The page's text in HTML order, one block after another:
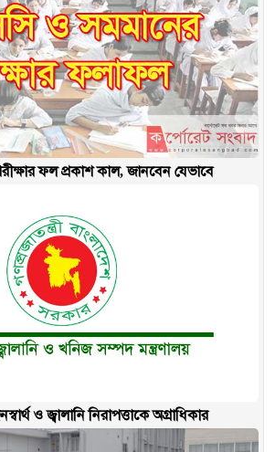
ফল প্রকাশ কাল, জানবেন যেভাবে
ও জ্বালানি নিরাপত্তাকে অগ্রাধিকার